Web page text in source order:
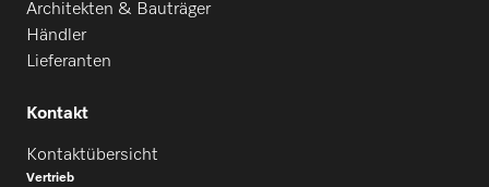
Architekten & Bauträger
Händler
Lieferanten
Kontakt
Kontaktübersicht
Vertrieb